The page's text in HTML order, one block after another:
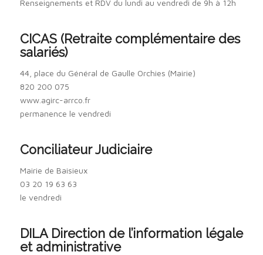
Renseignements et RDV du lundi au vendredi de 9h à 12h
CICAS (Retraite complémentaire des
salariés)
44, place du Général de Gaulle Orchies (Mairie)
820 200 075
www.agirc-arrco.fr
permanence le vendredi
Conciliateur Judiciaire
Mairie de Baisieux
03 20 19 63 63
le vendredi
DILA Direction de l’information légale
et administrative